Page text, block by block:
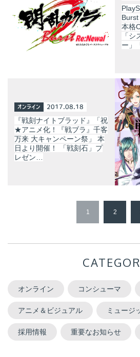
本格
「
ー」
オンライン 2017.08.18
『戦刻ナイトブラッド』「祝
★アニメ化！『戦ブラ』千客
万来 大キャンペーン祭」 本
日より開催！ 「戦刻石」プ
レゼン…
1 2
オンライン コンシューマ
アニメ＆ビジュアル ミュージ
採用情報 重要なお知らせ